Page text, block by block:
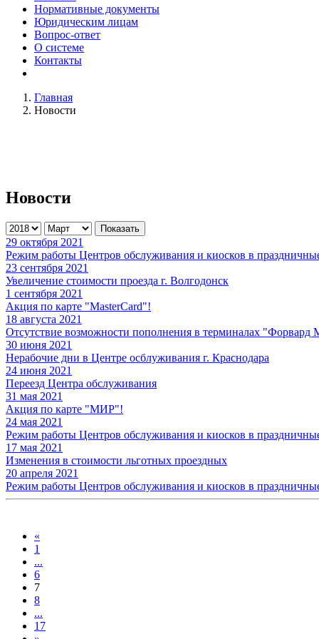
Нормативные документы
Юридическим лицам
Вопрос-ответ
О системе
Контакты
Главная
Новости
Новости
Показать
29 октября 2021
Режим работы Центров обслуживания и киосков в
23 сентября 2021
Увеличение стоимости проезда г. Волгодонск
1 сентября 2021
Акция по карте "MasterCard"!
18 августа 2021
Отсутствие возможности пополнения в терминалах "Форвард
30 июня 2021
Нерабочие дни в Центре осблуживания г. Краснодара
24 июня 2021
Переезд Центра обслуживания
31 мая 2021
Акция по карте "МИР"!
24 мая 2021
Режим работы Центров обслуживания и киосков в
17 мая 2021
Изменения в стоимости льготных проездных
20 апреля 2021
Режим работы Центров обслуживания и киосков в
«
1
...
6
7
8
...
17